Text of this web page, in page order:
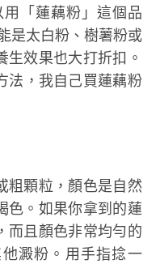
「蓮藕粉」這個品
是太白粉、樹薯粉或
生效果也大打折扣。
法，我自己買蓮藕粉
粗顆粒，顏色是自然
色。如果你拿到的蓮
而且顏色非常均勻的
澱粉。用手指捻一